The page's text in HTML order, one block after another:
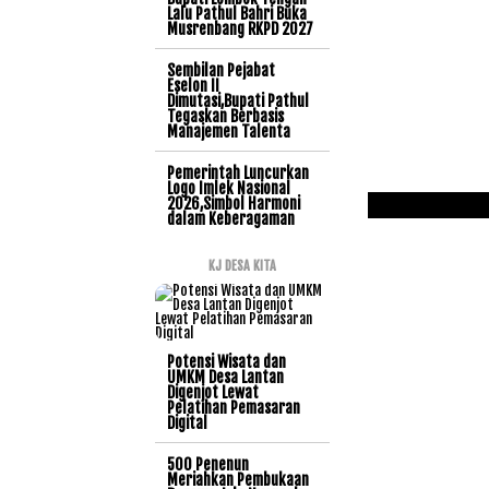
Lalu Pathul Bahri Buka
Musrenbang RKPD 2027
Sembilan Pejabat
Eselon II
Dimutasi,Bupati Pathul
Tegaskan Berbasis
Manajemen Talenta
Pemerintah Luncurkan
Logo Imlek Nasional
2026,Simbol Harmoni
dalam Keberagaman
KJ DESA KITA
Potensi Wisata dan
UMKM Desa Lantan
Digenjot Lewat
Pelatihan Pemasaran
Digital
500 Penenun
Meriahkan Pembukaan